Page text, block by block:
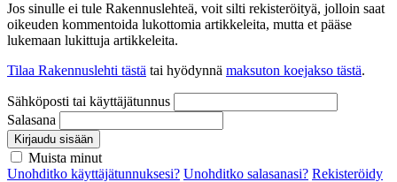
Jos sinulle ei tule Rakennuslehteä, voit silti rekisteröityä, jolloin saat
oikeuden kommentoida lukottomia artikkeleita, mutta et pääse
lukemaan lukittuja artikkeleita.
Tilaa Rakennuslehti tästä tai hyödynnä maksuton koejakso tästä.
Sähköposti tai käyttäjätunnus
Salasana
Kirjaudu sisään
Muista minut
Unohditko käyttäjätunnuksesi? Unohditko salasanasi? Rekisteröidy